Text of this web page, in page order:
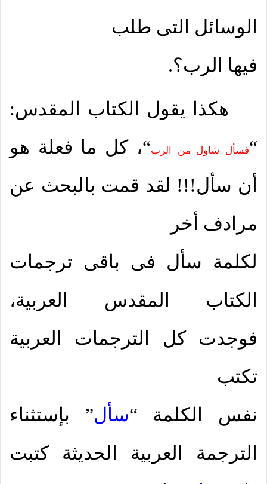
الوسائل التى طلب
فيها الرب؟.
هكذا يقول الكتاب المقدس:
“فسأل شاول من الرب“، كل ما فعلة هو
أن سأل!!! لقد قمت بالبحث عن
مرادف أخر
لكلمة سأل فى باقى ترجمات
الكتاب المقدس العربية،
فوجدت كل الترجمات العربية
تكتب
نفس الكلمة “سأل” بإستثناء
الترجمة العربية الحديثة كتبت